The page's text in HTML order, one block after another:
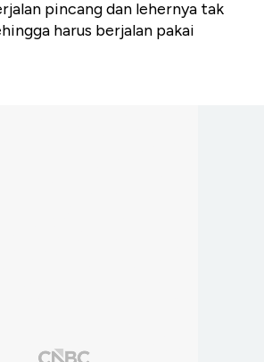
pincang dan lehernya tak
harus berjalan pakai